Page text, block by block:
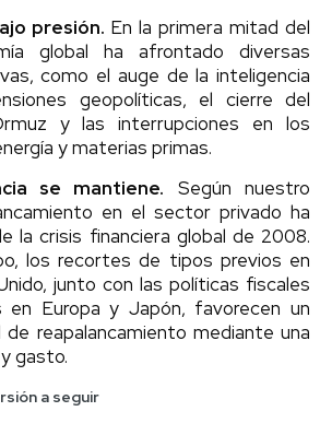
presión. En la primera mitad del
global ha afrontado diversas
como el auge de la inteligencia
geopolíticas, el cierre del
y las interrupciones en los
y materias primas.
se mantiene. Según nuestro
en el sector privado ha
la crisis financiera global de 2008.
los recortes de tipos previos en
junto con las políticas fiscales
en Europa y Japón, favorecen un
de reapalancamiento mediante una
gasto.
a seguir